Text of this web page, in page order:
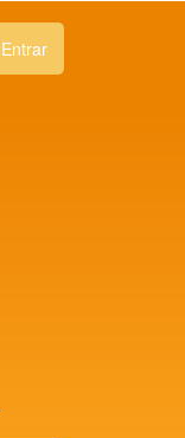
Entrar